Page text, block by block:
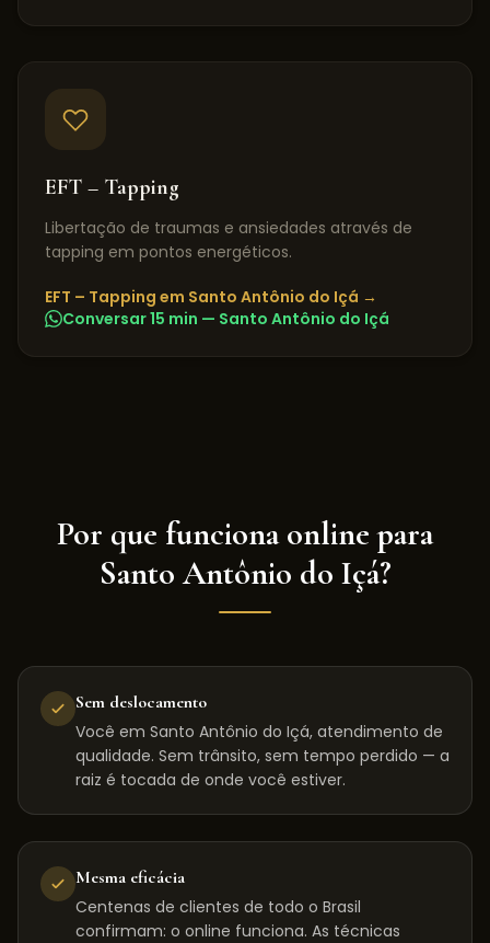
EFT – Tapping
Libertação de traumas e ansiedades através de
tapping em pontos energéticos.
EFT – Tapping em Santo Antônio do Içá →
Conversar 15 min — Santo Antônio do Içá
Por que funciona online para
Santo Antônio do Içá?
Sem deslocamento
Você em Santo Antônio do Içá, atendimento de
qualidade. Sem trânsito, sem tempo perdido — a
raiz é tocada de onde você estiver.
Mesma eficácia
Centenas de clientes de todo o Brasil
confirmam: o online funciona. As técnicas